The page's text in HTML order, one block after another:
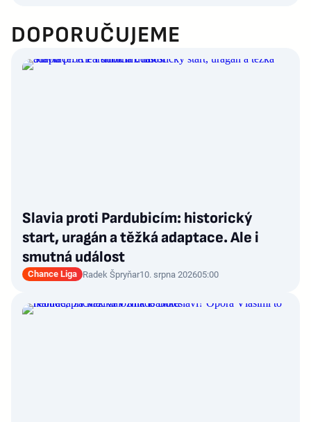
DOPORUČUJEME
Slavia proti Pardubicím: historický
start, uragán a těžká adaptace. Ale i
smutná událost
Chance Liga Radek Špryňar10. srpna 202605:00